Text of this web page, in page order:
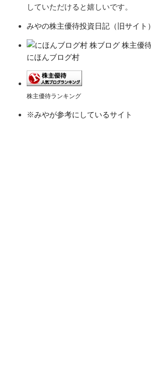
していただけると嬉しいです。
みやの株主優待投資日記（旧サイト）
にほんブログ村
株主優待ランキング
※みやが参考にしているサイト